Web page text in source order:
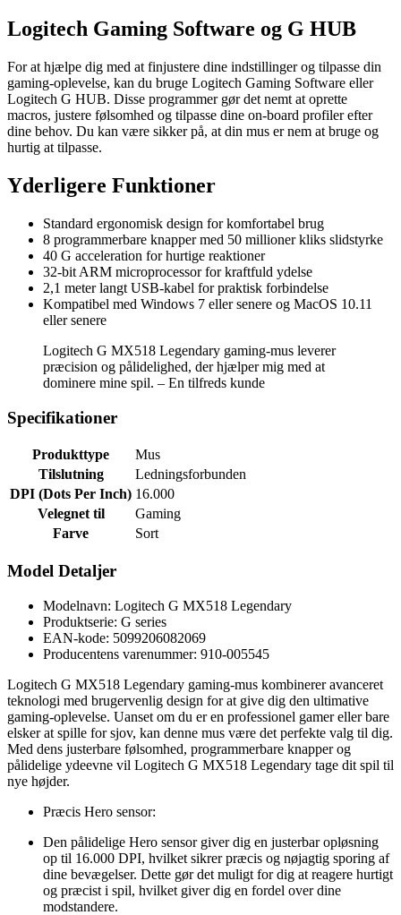
Logitech Gaming Software og G HUB
For at hjælpe dig med at finjustere dine indstillinger og tilpasse din
gaming-oplevelse, kan du bruge Logitech Gaming Software eller
Logitech G HUB. Disse programmer gør det nemt at oprette
macros, justere følsomhed og tilpasse dine on-board profiler efter
dine behov. Du kan være sikker på, at din mus er nem at bruge og
hurtig at tilpasse.
Yderligere Funktioner
Standard ergonomisk design for komfortabel brug
8 programmerbare knapper med 50 millioner kliks slidstyrke
40 G acceleration for hurtige reaktioner
32-bit ARM microprocessor for kraftfuld ydelse
2,1 meter langt USB-kabel for praktisk forbindelse
Kompatibel med Windows 7 eller senere og MacOS 10.11
eller senere
Logitech G MX518 Legendary gaming-mus leverer
præcision og pålidelighed, der hjælper mig med at
dominere mine spil. – En tilfreds kunde
Specifikationer
Produkttype
Mus
Tilslutning
Ledningsforbunden
DPI (Dots Per Inch) 16.000
Velegnet til
Gaming
Farve
Sort
Model Detaljer
Modelnavn: Logitech G MX518 Legendary
Produktserie: G series
EAN-kode: 5099206082069
Producentens varenummer: 910-005545
Logitech G MX518 Legendary gaming-mus kombinerer avanceret
teknologi med brugervenlig design for at give dig den ultimative
gaming-oplevelse. Uanset om du er en professionel gamer eller bare
elsker at spille for sjov, kan denne mus være det perfekte valg til dig.
Med dens justerbare følsomhed, programmerbare knapper og
pålidelige ydeevne vil Logitech G MX518 Legendary tage dit spil til
nye højder.
Præcis Hero sensor:
Den pålidelige Hero sensor giver dig en justerbar opløsning
op til 16.000 DPI, hvilket sikrer præcis og nøjagtig sporing af
dine bevægelser. Dette gør det muligt for dig at reagere hurtigt
og præcist i spil, hvilket giver dig en fordel over dine
modstandere.